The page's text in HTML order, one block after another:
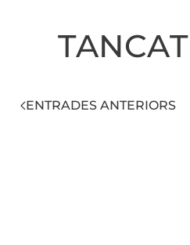
ENTRADES ANTERIORS